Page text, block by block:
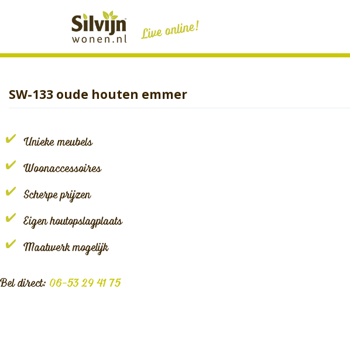
SW-133 oude houten emmer
Unieke meubels
Woonaccessoires
Scherpe prijzen
Eigen houtopslagplaats
Maatwerk mogelijk
Bel direct: 06-53 29 41 75